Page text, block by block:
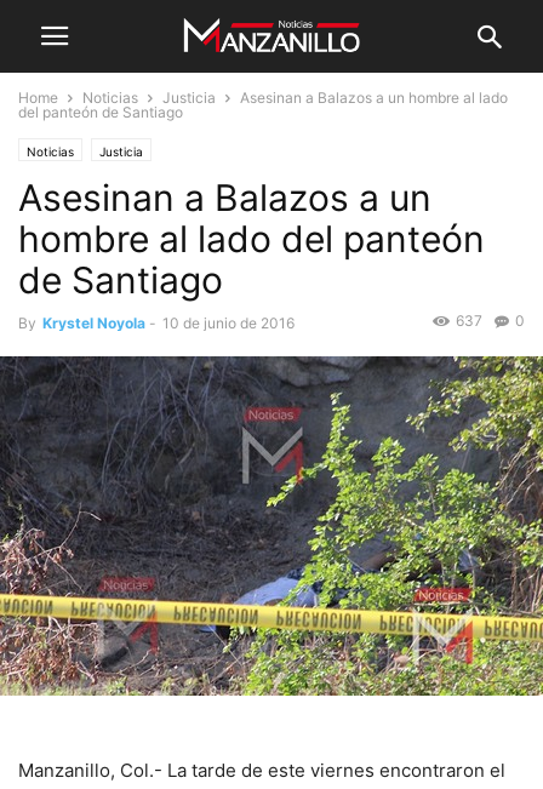
Home Noticias Justicia
Asesinan a Balazos a un hombre al lado
del panteón de Santiago
Noticias Justicia
Asesinan a Balazos a un
hombre al lado del panteón
de Santiago
By Krystel Noyola - 10 de junio de 2016 0
637
Manzanillo, Col.- La tarde de este viernes encontraron el